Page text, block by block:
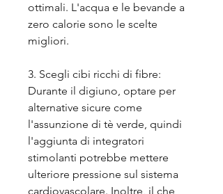
ottimali. L'acqua e le bevande a
zero calorie sono le scelte
migliori.
3. Scegli cibi ricchi di fibre:
Durante il digiuno, optare per
alternative sicure come
l'assunzione di tè verde, quindi
l'aggiunta di integratori
stimolanti potrebbe mettere
ulteriore pressione sul sistema
cardiovascolare. Inoltre, il che